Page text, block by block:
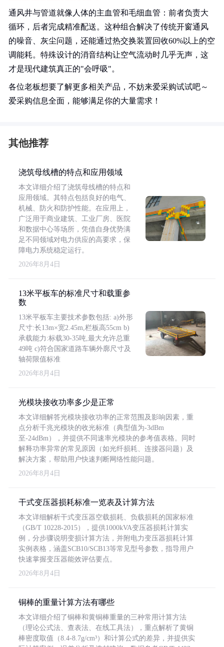
通风井与管道就像人体的主血管和毛细血管：前者负责大
循环，后者完成精准配送。这种组合解决了传统开窗通风
的噪音、灰尘问题，还能通过热交换装置回收60%以上的空
调能耗。特殊设计的消音结构让空气流动时几乎无声，这
才是现代建筑真正的"会呼吸"。
各位老板想要了解更多相关产品，不妨来爱采购试试吧～
爱采购信息全面，能够满足你的大量需求！
其他推荐
浇筑母线槽的特点和应用领域
本文详细介绍了浇筑母线槽的特点和
应用领域。其特点包括良好的电气、
机械、防火和防护性能。在应用上，
广泛用于商业建筑、工业厂房、医院
和数据中心等场所，凭借自身优势满
足不同领域对电力供应的高要求，保
障电力系统稳定运行。
2026年8月4日
13米平板车的标准尺寸和载重参
数
13米平板车主要技术参数包括: a)外形
尺寸:长13m×宽2.45m,栏板高55cm b)
承载能力:标载30-35吨,最大允许总重
49吨 c)符合国家道路车辆外廓尺寸及
轴荷限值标准
2026年8月4日
光模块接收功率多少是正常
本文详细解答光模块接收功率的正常范围及影响因素，重
点分析千兆光模块的收光标准（典型值为-3dBm
至-24dBm），并提供不同速率光模块的参考值表格。同时
解释功率异常的常见原因（如光纤损耗、连接器问题）及
解决方案，帮助用户快速判断网络性能问题。
2026年8月4日
干式变压器损耗标准一览表及计算方法
本文详细解析干式变压器空载损耗、负载损耗的国家标准
（GB/T 10228-2015），提供1000kVA变压器损耗计算实
例，分步骤说明变损计算方法，并附电力变压器损耗计算
实例表格，涵盖SCB10/SCB13等常见型号参数，指导用户
快速掌握变压器能效评估要点。
2026年8月4日
铜棒的重量计算方法有哪些
本文详细介绍了铜棒和黄铜棒重量的三种常用计算方法
（理论公式法、查表法、在线工具法），重点解析了黄铜
棒密度取值（8.4-8.7g/cm³）和计算公式的差异，并提供实